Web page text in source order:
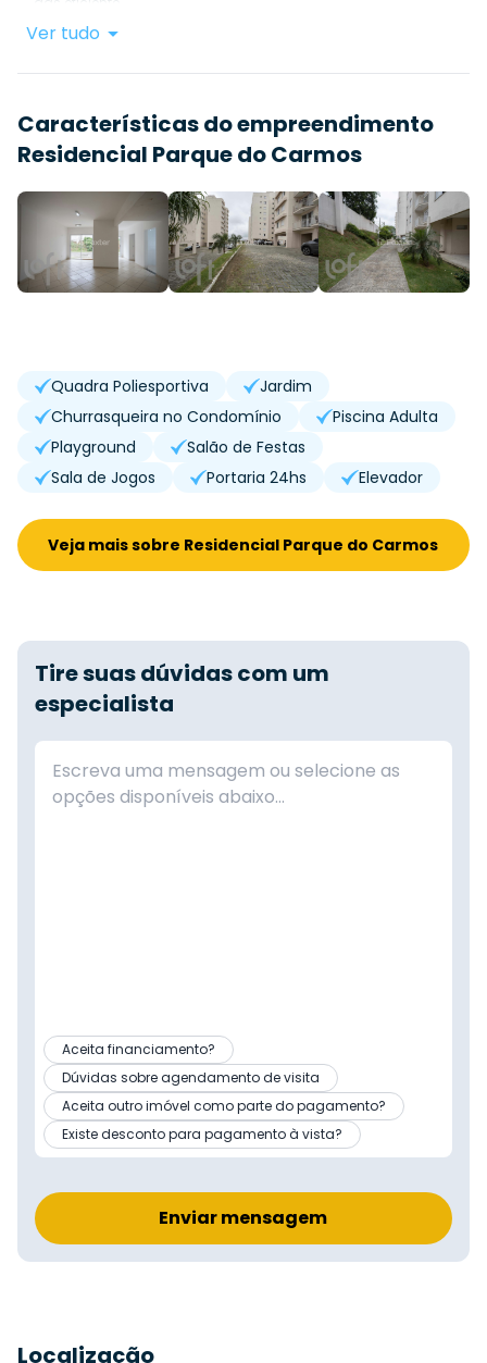
Ver tudo
Características do empreendimento
Residencial Parque do Carmos
Quadra Poliesportiva
Jardim
Churrasqueira no Condomínio
Piscina Adulta
Playground
Salão de Festas
Sala de Jogos
Portaria 24hs Elevador
Veja mais sobre Residencial Parque do Carmos
Tire suas dúvidas com um
especialista
Aceita financiamento?
Dúvidas sobre agendamento de visita
Aceita outro imóvel como parte do pagamento?
Existe desconto para pagamento à vista?
Enviar mensagem
Localização